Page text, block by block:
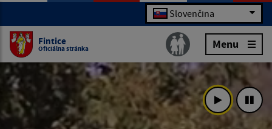
Slovenčina
Fintice
Oficiálna stránka Menu